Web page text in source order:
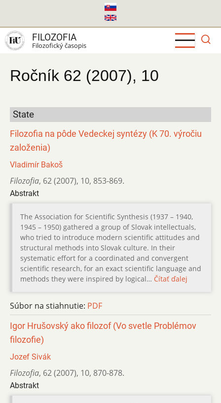
hlavný
obsah
FILOZOFIA
Filozofický časopis
Ročník 62 (2007), 10
State
Filozofia na pôde Vedeckej syntézy (K 70. výročiu
založenia)
Vladimír Bakoš
Filozofia, 62 (2007), 10, 853-869.
Abstrakt
The Association for Scientific Synthesis (1937 – 1940,
1945 – 1950) gathered a group of Slovak intellectuals,
who tried to introduce modern scientific attitudes and
structural methods into Slovak culture. In their
systematic effort for a coordinated and convergent
scientific research, for an exact scientific language and
methods they were inspired by logical… Čítať ďalej
Súbor na stiahnutie: PDF
Igor Hrušovský ako filozof (Vo svetle Problémov
filozofie)
Jozef Sivák
Filozofia, 62 (2007), 10, 870-878.
Abstrakt